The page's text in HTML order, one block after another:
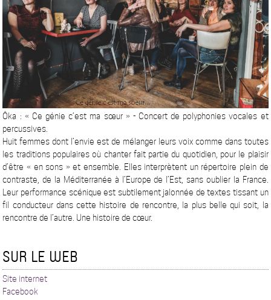
​Ôka : « Ce génie c’est ma sœur » - Concert de polyphonies vocales et
percussives.
Huit femmes dont l’envie est de mélanger leurs voix comme dans toutes
les traditions populaires où chanter fait partie du quotidien, pour le plaisir
d’être « en sons » et ensemble. Elles interprètent un répertoire plein de
contraste, de la Méditerranée à l’Europe de l’Est, sans oublier la France.
Leur performance scénique est subtilement jalonnée de textes tissant un
fil conducteur dans cette histoire de rencontre, la plus belle qui soit, la
rencontre de l’autre. Une histoire de cœur.
SUR LE WEB
Site internet
Facebook